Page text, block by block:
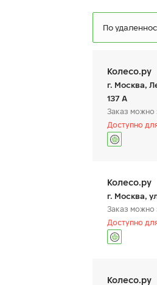
По
Колесо.ру
г. Москва,
137 А
Заказ можно
Доступно
вт: 9:00-21:00
ср: 9:00-
чт:
пт: 9:00-
сб: 9:00-
вс:
Колесо.ру
г. Москва,
Заказ можно
Доступно
вт: 9:00-21:00
Колесо.ру
Ikon
от29 140